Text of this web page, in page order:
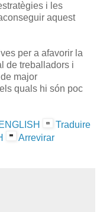
i les
aquest
per a afavorir la
de treballadors i
major
quals hi són poc
Traduire
Arrevirar